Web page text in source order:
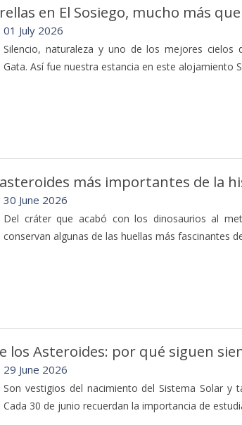
en El Sosiego, mucho más
01 July 2026
Silencio, naturaleza y uno de los mejores cielos
Gata. Así fue nuestra estancia en este alojamiento
más importantes de la
30 June 2026
Del cráter que acabó con los dinosaurios al
conservan algunas de las huellas más fascinantes
los Asteroides: por qué siguen
29 June 2026
Son vestigios del nacimiento del Sistema Solar y
Cada 30 de junio recuerdan la importancia de